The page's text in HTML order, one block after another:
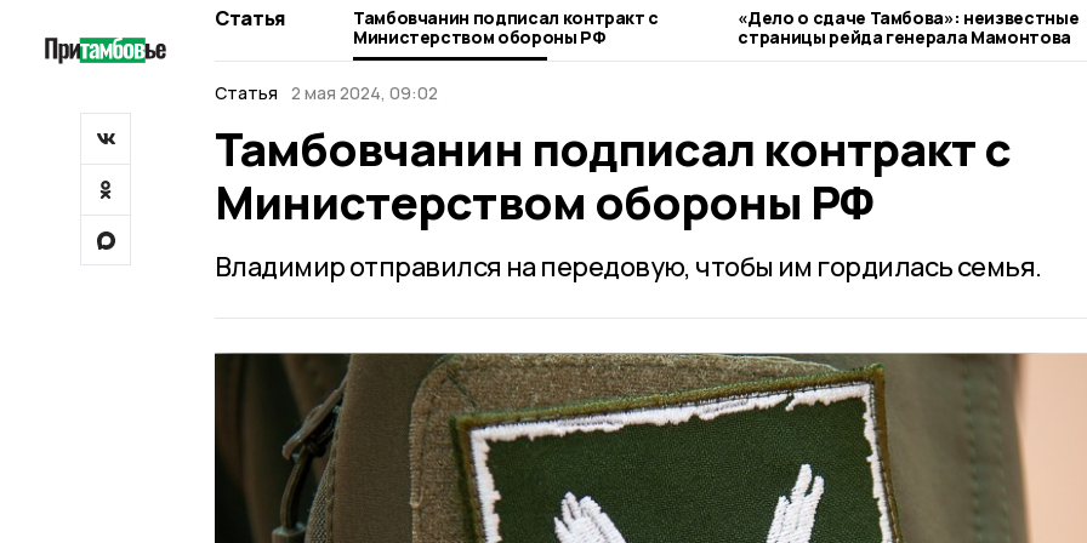
Статья
Тамбовчанин подписал контракт с
Министерством обороны РФ
«Дело о сдаче Тамбова»: неизвестные
страницы рейда генерала Мамонтова
Статья
2 мая 2024, 09:02
Тамбовчанин подписал контракт с
Министерством обороны РФ
Владимир отправился на передовую, чтобы им гордилась семья.